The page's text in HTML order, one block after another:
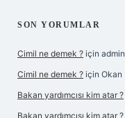
SON YORUMLAR
Cimil ne demek ? için admin
Cimil ne demek ? için Okan
Bakan yardımcısı kim atar ?
Bakan yardımcısı kim atar ?